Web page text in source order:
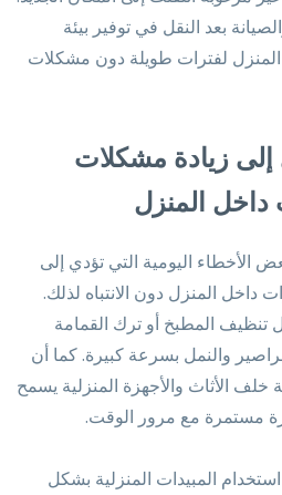
بعد النقل في توفير بيئة
لفترات طويلة دون مشكلات
زيادة مشكلات
داخل المنزل
الأخطاء اليومية التي تؤدي إلى
داخل المنزل دون الانتباه لذلك.
تنظيف المطبخ أو ترك القمامة
والنمل بسرعة كبيرة. كما أن
خلف الأثاث والأجهزة المنزلية يسمح
مستمرة مع مرور الوقت.
المبيدات المنزلية بشكل